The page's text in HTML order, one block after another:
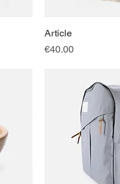
Article
價格
€40.00